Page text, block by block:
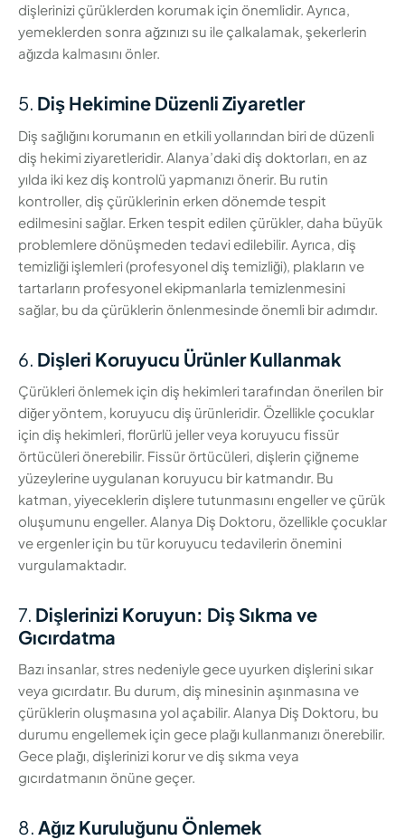
dişlerinizi çürüklerden korumak için önemlidir. Ayrıca,
yemeklerden sonra ağzınızı su ile çalkalamak, şekerlerin
ağızda kalmasını önler.
5. Diş Hekimine Düzenli Ziyaretler
Diş sağlığını korumanın en etkili yollarından biri de düzenli
diş hekimi ziyaretleridir. Alanya’daki diş doktorları, en az
yılda iki kez diş kontrolü yapmanızı önerir. Bu rutin
kontroller, diş çürüklerinin erken dönemde tespit
edilmesini sağlar. Erken tespit edilen çürükler, daha büyük
problemlere dönüşmeden tedavi edilebilir. Ayrıca, diş
temizliği işlemleri (profesyonel diş temizliği), plakların ve
tartarların profesyonel ekipmanlarla temizlenmesini
sağlar, bu da çürüklerin önlenmesinde önemli bir adımdır.
6. Dişleri Koruyucu Ürünler Kullanmak
Çürükleri önlemek için diş hekimleri tarafından önerilen bir
diğer yöntem, koruyucu diş ürünleridir. Özellikle çocuklar
için diş hekimleri, florürlü jeller veya koruyucu fissür
örtücüleri önerebilir. Fissür örtücüleri, dişlerin çiğneme
yüzeylerine uygulanan koruyucu bir katmandır. Bu
katman, yiyeceklerin dişlere tutunmasını engeller ve çürük
oluşumunu engeller. Alanya Diş Doktoru, özellikle çocuklar
ve ergenler için bu tür koruyucu tedavilerin önemini
vurgulamaktadır.
7. Dişlerinizi Koruyun: Diş Sıkma ve
Gıcırdatma
Bazı insanlar, stres nedeniyle gece uyurken dişlerini sıkar
veya gıcırdatır. Bu durum, diş minesinin aşınmasına ve
çürüklerin oluşmasına yol açabilir. Alanya Diş Doktoru, bu
durumu engellemek için gece plağı kullanmanızı önerebilir.
Gece plağı, dişlerinizi korur ve diş sıkma veya
gıcırdatmanın önüne geçer.
8. Ağız Kuruluğunu Önlemek